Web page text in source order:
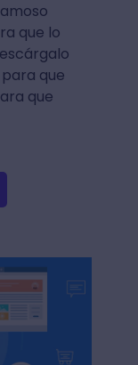
que lo
que
que